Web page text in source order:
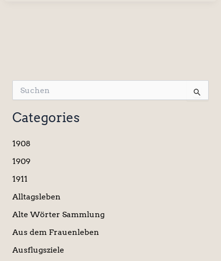
u
c
h
n
a
h
Categories
1908
1909
1911
Alltagsleben
Alte Wörter Sammlung
Aus dem Frauenleben
Ausflugsziele